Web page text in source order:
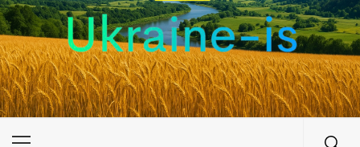
UKRAINE-IS
ПОДОРОЖI ПО УКРАЇНІ